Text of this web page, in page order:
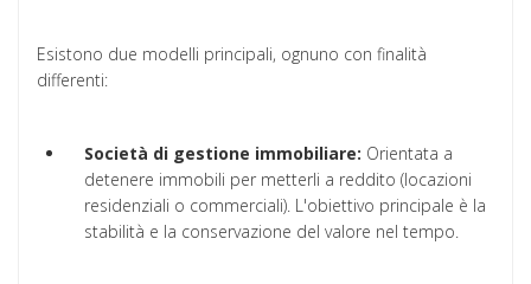
Esistono due modelli principali, ognuno con finalità
differenti:
Società di gestione immobiliare: Orientata a
detenere immobili per metterli a reddito (locazioni
residenziali o commerciali). L'obiettivo principale è la
stabilità e la conservazione del valore nel tempo.